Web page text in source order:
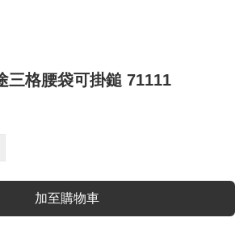
三格腰袋可掛鎚 71111
加至購物車